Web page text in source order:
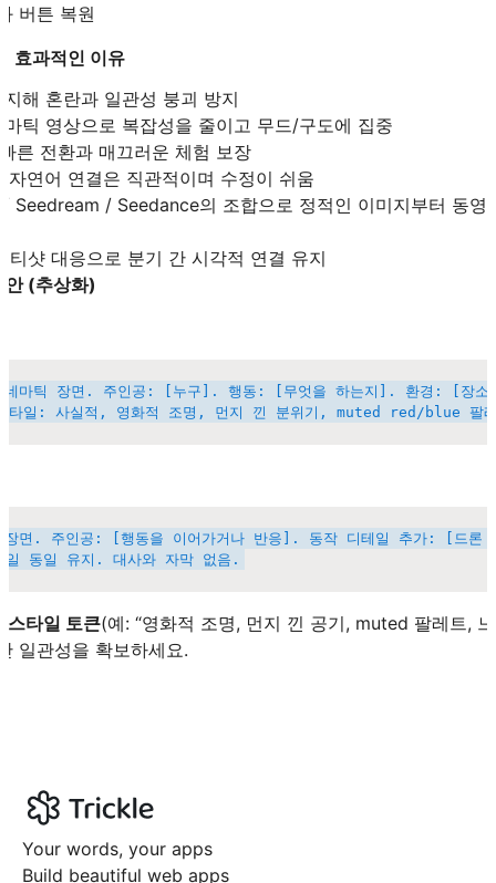
버튼 복원
효과적인 이유
해 혼란과 일관성 붕괴 방지
틱 영상으로 복잡성을 줄이고 무드/구도에 집중
른 전환과 매끄러운 체험 보장
연어 연결은 직관적이며 수정이 쉬움
Seedream / Seedance의 조합으로 정적인 이미지부터 동영
티샷 대응으로 분기 간 시각적 연결 유지
안 (추상화)
네마틱 장면. 주인공: [누구]. 행동: [무엇을 하는지]. 환경: [장
면. 주인공: [행동을 이어가거나 반응]. 동작 디테일 추가: [드론
스타일 토큰(예: “영화적 조명, 먼지 낀 공기, muted 팔레트,
일관성을 확보하세요.
Your words, your apps
Build beautiful web apps